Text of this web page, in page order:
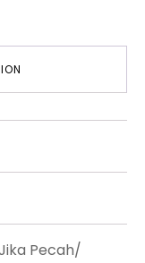
Pecah/